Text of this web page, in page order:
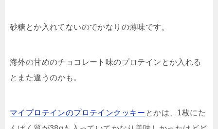
砂糖とか入れてないのでかなりの薄味です。
海外の甘めのチョコレート味のプロテインとか入れる
とまた違うのかも。
マイプロテインのプロテインクッキー とかは、1枚にた